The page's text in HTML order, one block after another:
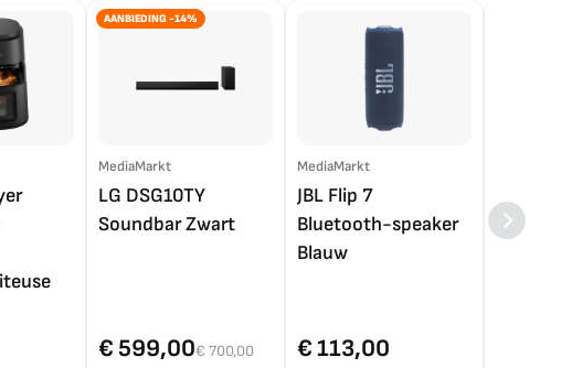
AANBIEDING -14%
MediaMarkt
LG DSG10TY
Soundbar Zwart
€ 599,00€ 700,00
MediaMarkt
JBL Flip 7
Bluetooth-speaker
Blauw
€ 113,00
LG
4K TV